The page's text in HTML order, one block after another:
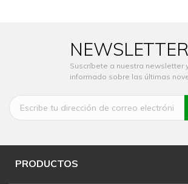
NEWSLETTER
Suscríbete a nuestra newsletter
informado sobre las últimas
PRODUCTOS